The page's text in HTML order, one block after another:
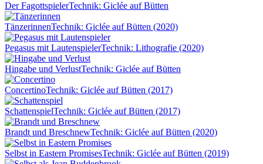
Der FagottspielerTechnik: Giclée auf Bütten
TänzerinnenTechnik: Giclée auf Bütten (2020)
Pegasus mit LautenspielerTechnik: Lithografie (2020)
Hingabe und VerlustTechnik: Giclée auf Bütten
ConcertinoTechnik: Giclée auf Bütten (2017)
SchattenspielTechnik: Giclée auf Bütten (2017)
Brandt und BreschnewTechnik: Giclée auf Bütten (2020)
Selbst in Eastern PromisesTechnik: Giclée auf Bütten (2019)